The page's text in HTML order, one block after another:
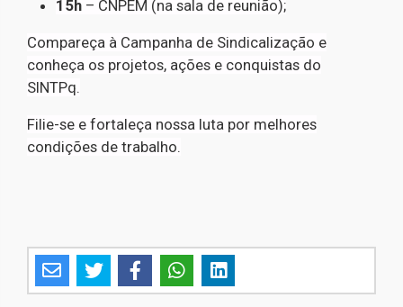
15h – CNPEM (na sala de reunião);
Compareça à Campanha de Sindicalização e
conheça os projetos, ações e conquistas do
SINTPq.
Filie-se e fortaleça nossa luta por melhores
condições de trabalho.